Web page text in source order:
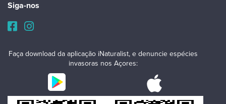
Siga-nos
Faça download da aplicação iNaturalist, e denuncie espécies
invasoras nos Açores: